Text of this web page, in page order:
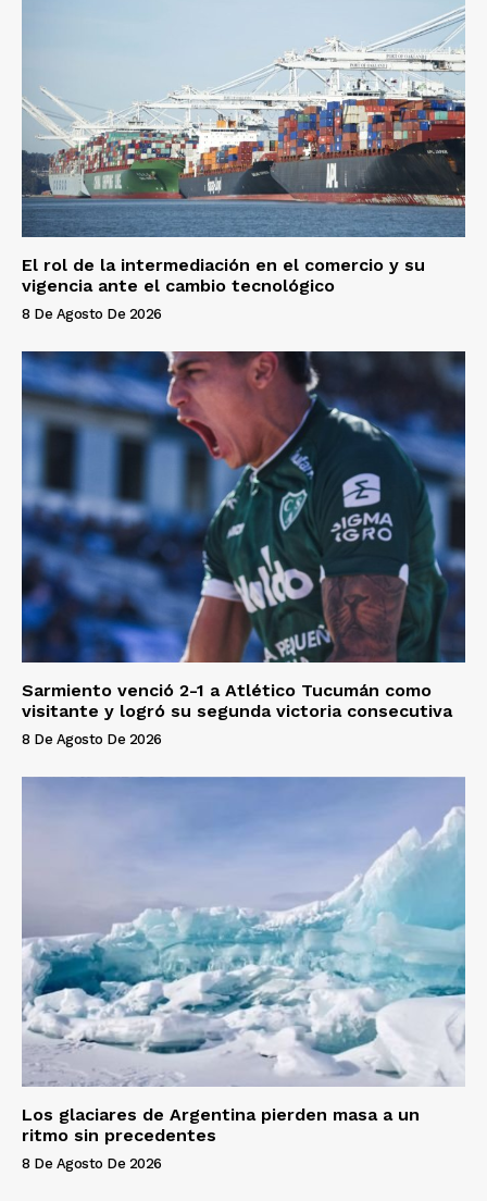
El rol de la intermediación en el comercio y su
vigencia ante el cambio tecnológico
8 De Agosto De 2026
Sarmiento venció 2-1 a Atlético Tucumán como
visitante y logró su segunda victoria consecutiva
8 De Agosto De 2026
Los glaciares de Argentina pierden masa a un
ritmo sin precedentes
8 De Agosto De 2026